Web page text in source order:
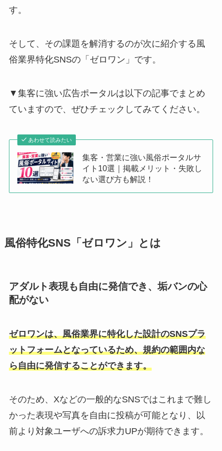
す。
そして、その課題を解消するのが次に紹介する風
俗業界特化SNSの「ゼロワン」です。
▼集客に強い広告ポータルは以下の記事でまとめ
ていますので、ぜひチェックしてみてください。
あわせて読みたい
集客・営業に強い風俗ポータルサ
イト10選｜掲載メリット・失敗し
ない選び方も解説！
風俗特化SNS「ゼロワン」とは
アダルト表現も自由に発信でき、垢バンの心
配がない
ゼロワンは、風俗業界に特化した設計のSNSプラ
ットフォームとなっているため、規約の範囲内な
ら自由に発信することができます。
そのため、Xなどの一般的なSNSではこれまで難し
かった表現や写真を自由に投稿が可能となり、以
前より対象ユーザへの訴求力UPが期待できます。